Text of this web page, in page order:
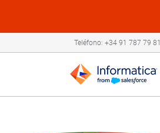
Teléfono: +34 91 787 79 81